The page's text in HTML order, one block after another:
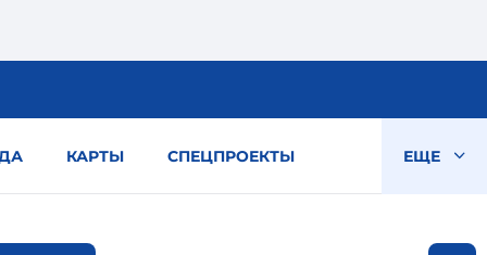
КАРТЫ СПЕЦПРОЕКТЫ ЕЩЕ